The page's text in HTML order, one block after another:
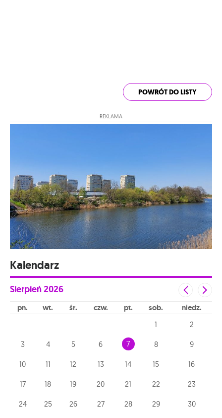
POWRÓT DO LISTY
REKLAMA
Kalendarz
Sierpień2026
pn wt śr czw pt sob niedz
1 2
3 4 5 6 7 8 9
10 11 12 13 14 15 16
17 18 19 20 21 22 23
24 25 26 27 28 29 30